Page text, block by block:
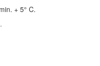
+ 5° C.